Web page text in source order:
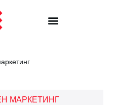
МАРКЕТИНГ